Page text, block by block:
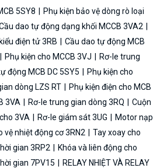
5SY8
Phụ kiện bảo vệ dòng rò loại
dao tự động dạng khối MCCB 3VA2
điện tử 3RB
Cầu dao tự động MCB
Phụ kiện cho MCCB 3VJ
Rơ-le trung
động MCB DC 5SY5
Phụ kiện cho
dòng LZS RT
Phụ kiện điện cho MCB
3VA Rơ-le trung gian dòng 3RQ
Cuộn
3VA
Rơ-le giám sát 3UG
Motor nạp
vệ nhiệt động cơ 3RN2
Tay xoay cho
gian 3RP2
Khóa và liên động cho
gian 7PV15
RELAY NHIỆT VÀ RELAY